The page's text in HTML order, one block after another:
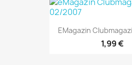
EMagazin
1,99 €